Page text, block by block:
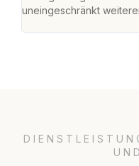
uneingeschränkt